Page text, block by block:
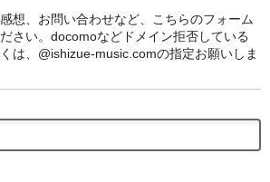
想、お問い合わせなど、こちらのフォーム
さい。docomoなどドメイン拒否している
は、@ishizue-music.comの指定お願いしま